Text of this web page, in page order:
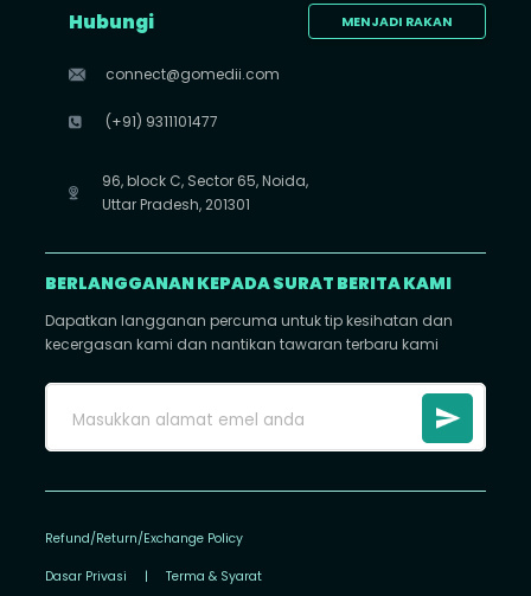
MENJADI RAKAN
Hubungi
connect@gomedii.com
(+91) 9311101477
96, block C, Sector 65, Noida,
Uttar Pradesh, 201301
BERLANGGANAN KEPADA SURAT BERITA KAMI
Dapatkan langganan percuma untuk tip kesihatan dan
kecergasan kami dan nantikan tawaran terbaru kami
Refund/Return/Exchange Policy
Dasar Privasi | Terma & Syarat